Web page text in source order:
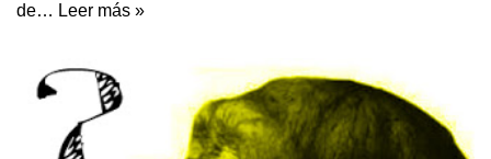
de… Leer más »